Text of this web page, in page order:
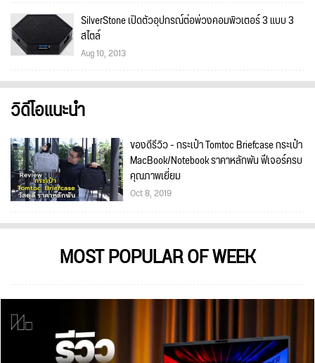
SilverStone เปิดตัวอุปกรณ์ต่อพ่วงคอมพิวเตอร์ 3 แบบ 3
สไตล์
Aug 10, 2013
วิดีโอแนะนำ
ของดีรีวิว - กระเป๋า Tomtoc Briefcase กระเป๋า
MacBook/Notebook ราคาหลักพัน ฟีเจอร์ครบ
คุณภาพเยี่ยม
Oct 8, 2019
MOST POPULAR OF WEEK